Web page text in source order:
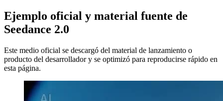
Ejemplo oficial y material fuente de
Seedance 2.0
Este medio oficial se descargó del material de lanzamiento o
producto del desarrollador y se optimizó para reproducirse rápido en
esta página.